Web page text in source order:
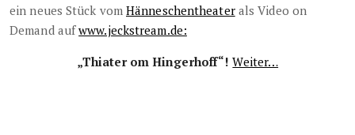
ein neues Stück vom Hänneschentheaterals Video on
Demand aufwww.jeckstream.de:
„Thiater om Hingerhoff“! Weiter…